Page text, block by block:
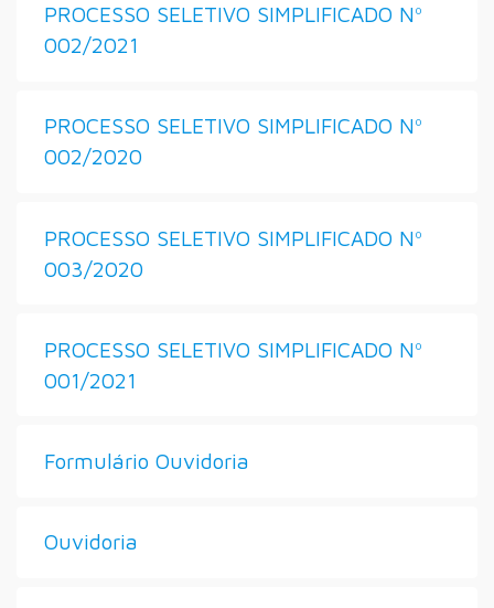
PROCESSO SELETIVO SIMPLIFICADO Nº
002/2021
PROCESSO SELETIVO SIMPLIFICADO Nº
002/2020
PROCESSO SELETIVO SIMPLIFICADO Nº
003/2020
PROCESSO SELETIVO SIMPLIFICADO Nº
001/2021
Formulário Ouvidoria
Ouvidoria